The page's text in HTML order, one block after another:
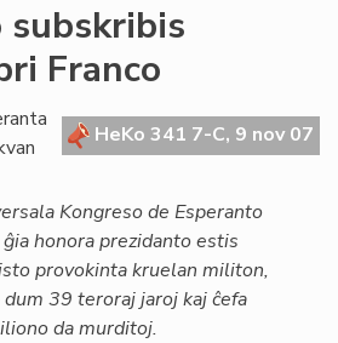
subskribis
Franco
HeKo 341 7-C, 9 nov 07
Kongreso de Esperanto
honora prezidanto estis
provokinta kruelan militon,
39 teroraj jaroj kaj ĉefa
da murditoj.